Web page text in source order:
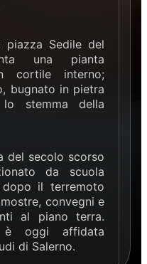
piazza Sedile del
una pianta
cortile interno;
bugnato in pietra
stemma della
del secolo scorso
da scuola
dopo il terremoto
convegni e
al piano terra.
è oggi affidata
di Salerno.